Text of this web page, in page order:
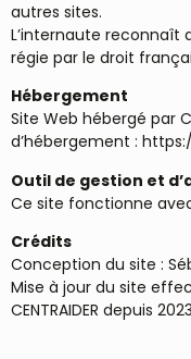
autres sites.
L’internaute reconnaît
régie par le droit
Hébergement
Site Web hébergé par
d’hébergement :
Outil de gestion et
Ce site fonctionne
Crédits
Conception du site :
Mise à jour du site
CENTRAIDER depuis